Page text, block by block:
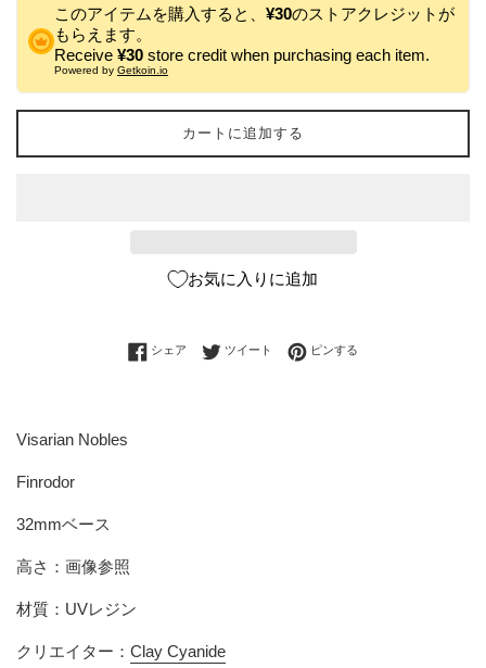
このアイテムを購入すると、 ¥30のストアクレジットが
もらえます。
Receive ¥30 store credit when purchasing each item.
Powered by Getkoin.io
カートに追加する
お気に入りに追加
シェア Facebookでシェアする
ツイート Twitterに投稿する
ピンする
Visarian Nobles
Finrodor
32mmベース
高さ：画像参照
材質：UVレジン
クリエイター： Clay Cyanide